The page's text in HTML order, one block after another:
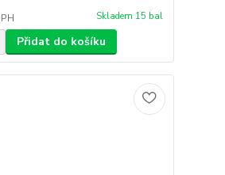
Skladem 15 bal
Přidat do košíku